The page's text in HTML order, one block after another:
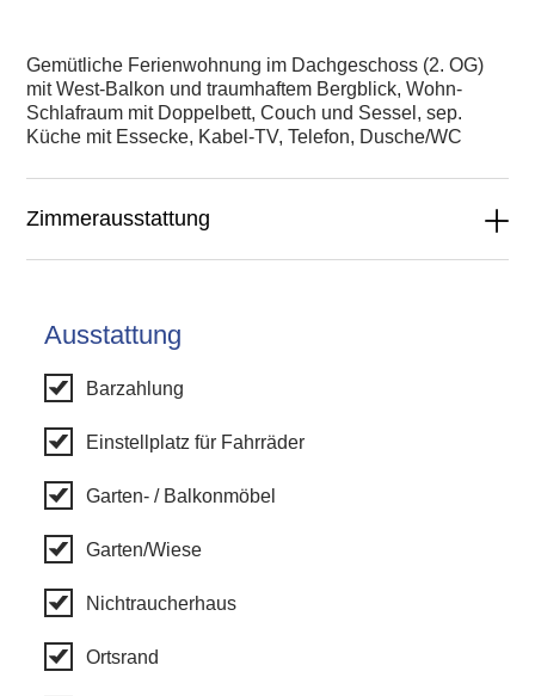
Gemütliche Ferienwohnung im Dachgeschoss (2. OG)
mit West-Balkon und traumhaftem Bergblick, Wohn-
Schlafraum mit Doppelbett, Couch und Sessel, sep.
Küche mit Essecke, Kabel-TV, Telefon, Dusche/WC
Zimmerausstattung
Ausstattung
Barzahlung
Einstellplatz für Fahrräder
Garten- / Balkonmöbel
Garten/Wiese
Nichtraucherhaus
Ortsrand